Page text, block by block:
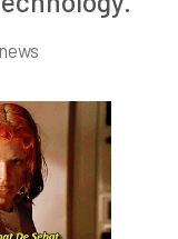
news